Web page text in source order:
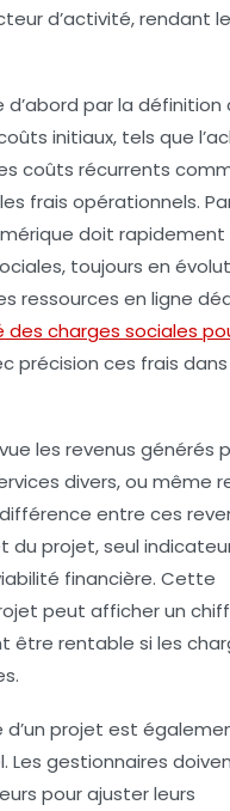
d’activité, rendant
par la définition
initiaux, tels que
coûts récurrents
frais opérationnels.
doit rapidement
toujours en
ressources en ligne
charges sociales
précision ces frais
les revenus générés
divers, ou même
entre ces
du projet, seul
financière. Cette
peut afficher un
être rentable si les
projet est
. Les gestionnaires
pour ajuster leurs